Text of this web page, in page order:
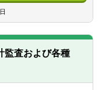
ティングファームでの
験をお持ちの方
ィング業務及びその
ロジェクトマネージ
ー、インチャージ等
告の作成支援
における会計財務面
各種サポート（買収
処理の検討、デュー
ェス・プライス・ア
監査および各種